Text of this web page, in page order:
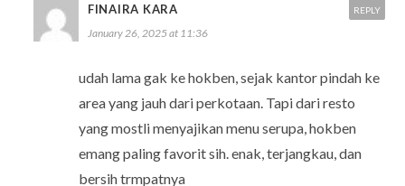
FINAIRA KARA
January 26, 2025 at 11:36
udah lama gak ke hokben, sejak kantor pindah ke
area yang jauh dari perkotaan. Tapi dari resto
yang mostli menyajikan menu serupa, hokben
emang paling favorit sih. enak, terjangkau, dan
bersih trmpatnya
REPLY